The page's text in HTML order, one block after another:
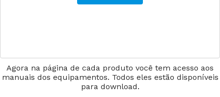
Agora na página de cada produto você tem acesso aos
manuais dos equipamentos. Todos eles estão disponíveis
para download.